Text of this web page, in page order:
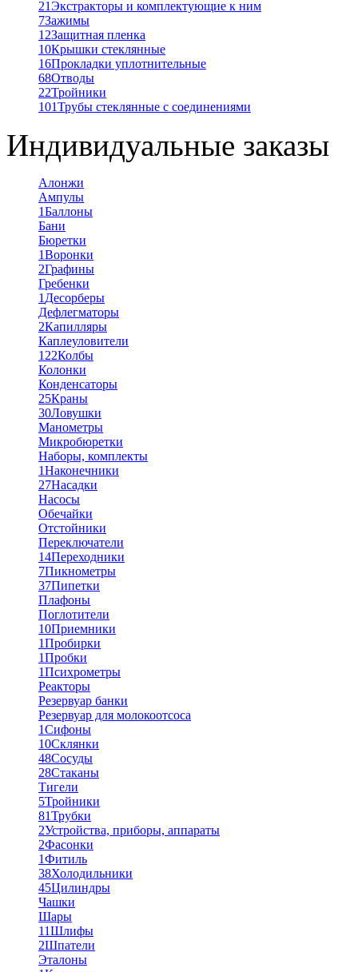
21Экстракторы и комплектующие к ним
7Зажимы
12Защитная пленка
10Крышки стеклянные
16Прокладки уплотнительные
68Отводы
22Тройники
101Трубы стеклянные с соединениями
Индивидуальные заказы
Алонжи
Ампулы
1Баллоны
Бани
Бюретки
1Воронки
2Графины
Гребенки
1 Десорберы
Дефлегматоры
2Капилляры
Каплеуловители
122Колбы
Колонки
Конденсаторы
25Краны
30Ловушки
Манометры
Микробюретки
Наборы, комплекты
1Наконечники
27Насадки
Насосы
Обечайки
Отстойники
Переключатели
14Переходники
7Пикнометры
37Пипетки
Плафоны
Поглотители
10Приемники
1Пробирки
1Пробки
1Психрометры
Реакторы
Резервуар банки
Резервуар для молокоотсоса
1Сифоны
10Склянки
48Сосуды
28Стаканы
Тигели
5Тройники
81Трубки
2Устройства, приборы, аппараты
2Фасонки
1Фитиль
38Холодильники
45Цилиндры
Чашки
Шары
11Шлифы
2Шпатели
Эталоны